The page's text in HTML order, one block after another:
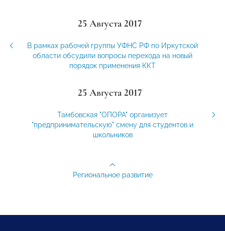
25 Августа 2017
В рамках рабочей группы УФНС РФ по Иркутской
области обсудили вопросы перехода на новый
порядок применения ККТ
25 Августа 2017
Тамбовская "ОПОРА" организует
"предпринимательскую" смену для студентов и
школьников
Региональное развитие